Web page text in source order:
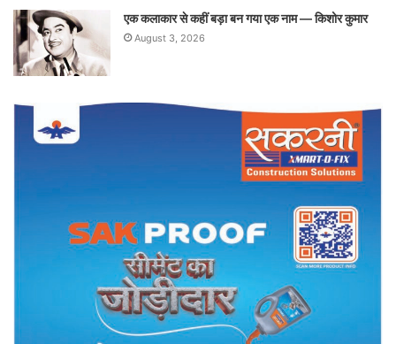
एक कलाकार से कहीं बड़ा बन गया एक नाम — किशोर कुमार
August 3, 2026